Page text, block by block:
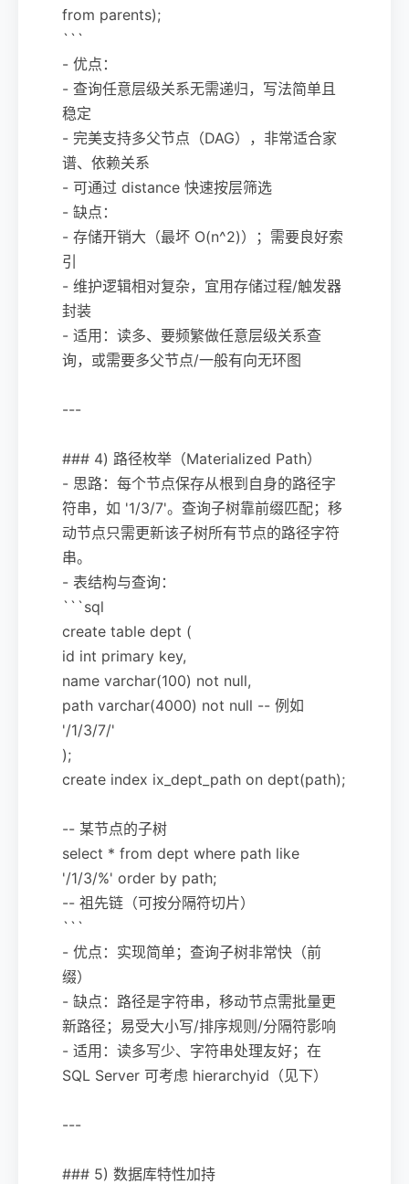
from parents);
```
- 优点：
- 查询任意层级关系无需递归，写法简单且
稳定
- 完美支持多父节点（DAG），非常适合家
谱、依赖关系
- 可通过 distance 快速按层筛选
- 缺点：
- 存储开销大（最坏 O(n^2)）；需要良好索
引
- 维护逻辑相对复杂，宜用存储过程/触发器
封装
- 适用：读多、要频繁做任意层级关系查
询，或需要多父节点/一般有向无环图
---
### 4) 路径枚举（Materialized Path）
- 思路：每个节点保存从根到自身的路径字
符串，如 '1/3/7'。查询子树靠前缀匹配；移
动节点只需更新该子树所有节点的路径字符
串。
- 表结构与查询：
```sql
create table dept (
id int primary key,
name varchar(100) not null,
path varchar(4000) not null -- 例如
'/1/3/7/'
);
create index ix_dept_path on dept(path);
-- 某节点的子树
select * from dept where path like
'/1/3/%' order by path;
-- 祖先链（可按分隔符切片）
```
- 优点：实现简单；查询子树非常快（前
缀）
- 缺点：路径是字符串，移动节点需批量更
新路径；易受大小写/排序规则/分隔符影响
- 适用：读多写少、字符串处理友好；在
SQL Server 可考虑 hierarchyid（见下）
---
### 5) 数据库特性加持